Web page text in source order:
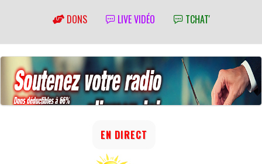
DONS LIVE VIDÉO TCHAT'
EN DIRECT